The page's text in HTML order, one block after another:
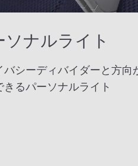
ソナルライト
バシーディバイダーと方向
きるパーソナルライト